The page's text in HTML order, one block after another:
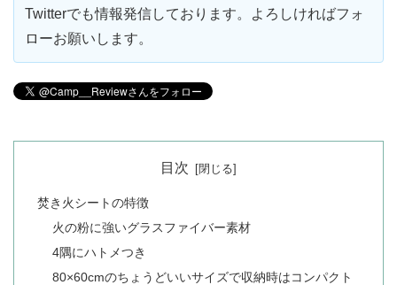
Twitterでも情報発信しております。よろしければフォ
ローお願いします。
目次
焚き火シートの特徴
火の粉に強いグラスファイバー素材
4隅にハトメつき
80×60cmのちょうどいいサイズで収納時はコンパクト